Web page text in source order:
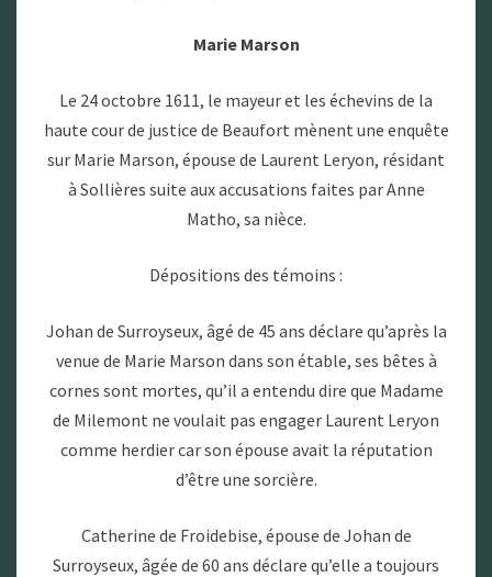
Marie Marson
Le 24 octobre 1611, le mayeur et les échevins de la
haute cour de justice de Beaufort mènent une enquête
sur Marie Marson, épouse de Laurent Leryon, résidant
à Sollières suite aux accusations faites par Anne
Matho, sa nièce.
Dépositions des témoins :
Johan de Surroyseux, âgé de 45 ans déclare qu’après la
venue de Marie Marson dans son étable, ses bêtes à
cornes sont mortes, qu’il a entendu dire que Madame
de Milemont ne voulait pas engager Laurent Leryon
comme herdier car son épouse avait la réputation
d’être une sorcière.
Catherine de Froidebise, épouse de Johan de
Surroyseux, âgée de 60 ans déclare qu’elle a toujours